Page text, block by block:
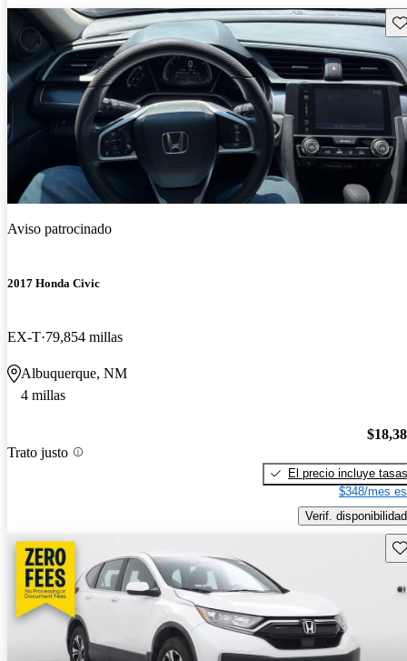
Aviso patrocinado
2017 Honda Civic
EX-T 79,854 millas
Albuquerque, NM
4 millas
Trato justo
El precio incluye tasas
$348/mes
Verif. disponibilidad